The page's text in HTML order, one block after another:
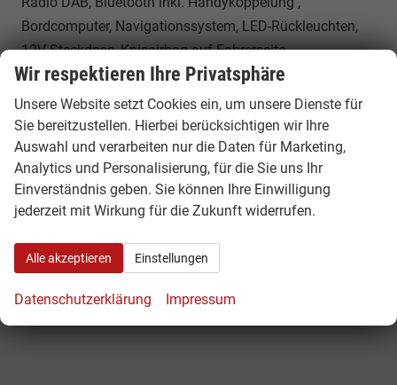
Bordcomputer, Navigationssystem, LED-Rückleuchten,
12V-Steckdose, Knieairbag auf Fahrerseite,
Sonstiges
Anzahl Sitzplätze
Erstzulassung
01.04.2026
Kilometerstand
Leergewicht
Wir respektieren Ihre Privatsphäre
Unsere Website setzt Cookies ein, um unsere Dienste für
Sie bereitzustellen. Hierbei berücksichtigen wir Ihre
Auswahl und verarbeiten nur die Daten für Marketing,
Analytics und Personalisierung, für die Sie uns Ihr
Einverständnis geben. Sie können Ihre Einwilligung
jederzeit mit Wirkung für die Zukunft widerrufen.
Alle akzeptieren Einstellungen
Datenschutzerklärung Impressum